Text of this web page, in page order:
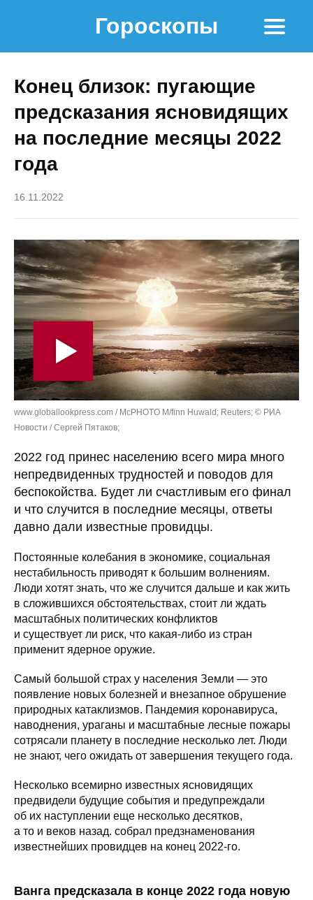
Гороскопы
Конец близок: пугающие
предсказания ясновидящих
на последние месяцы 2022
года
16.11.2022
www.globallookpress.com / McPHOTO M/finn Huwald; Reuters; © РИА
Новости / Сергей Пятаков;
2022 год принес населению всего мира много
непредвиденных трудностей и поводов для
беспокойства. Будет ли счастливым его финал
и что случится в последние месяцы, ответы
давно дали известные провидцы.
Постоянные колебания в экономике, социальная
нестабильность приводят к большим волнениям.
Люди хотят знать, что же случится дальше и как жить
в сложившихся обстоятельствах, стоит ли ждать
масштабных политических конфликтов
и существует ли риск, что какая-либо из стран
применит ядерное оружие.
Самый большой страх у населения Земли — это
появление новых болезней и внезапное обрушение
природных катаклизмов. Пандемия коронавируса,
наводнения, ураганы и масштабные лесные пожары
сотрясали планету в последние несколько лет. Люди
не знают, чего ожидать от завершения текущего года.
Несколько всемирно известных ясновидящих
предвидели будущие события и предупреждали
об их наступлении еще несколько десятков,
а то и веков назад. собрал предзнаменования
известнейших провидцев на конец 2022-го.
Ванга предсказала в конце 2022 года новую